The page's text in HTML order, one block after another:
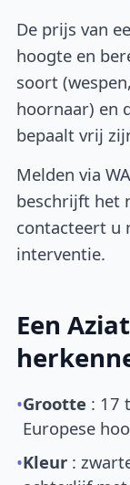
De prijs van
hoogte en
soort
hoornaar) en
bepaalt vrij
Melden via
beschrijft het
contacteert u
interventie.
Een
•Grootte : 17
Europese
•Kleur :